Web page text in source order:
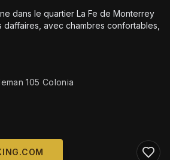
dans le quartier La Fe de Monterrey
avec chambres confortables,
105 Colonia